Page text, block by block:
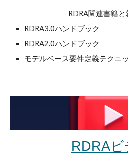
RDRA関連書籍と
RDRA3.0ハンドブック
RDRA2.0ハンドブック
モデルベース要件定義テクニ
RDRA